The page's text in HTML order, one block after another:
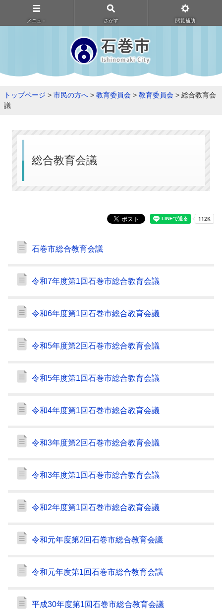
メニュ－ さがす 閲覧補助
トップページ > 市民の方へ > 教育委員会 > 教育委員会 > 総合教育会
議
総合教育会議
石巻市総合教育会議
令和7年度第1回石巻市総合教育会議
令和6年度第1回石巻市総合教育会議
令和5年度第2回石巻市総合教育会議
令和5年度第1回石巻市総合教育会議
令和4年度第1回石巻市総合教育会議
令和3年度第2回石巻市総合教育会議
令和3年度第1回石巻市総合教育会議
令和2年度第1回石巻市総合教育会議
令和元年度第2回石巻市総合教育会議
令和元年度第1回石巻市総合教育会議
平成30年度第1回石巻市総合教育会議